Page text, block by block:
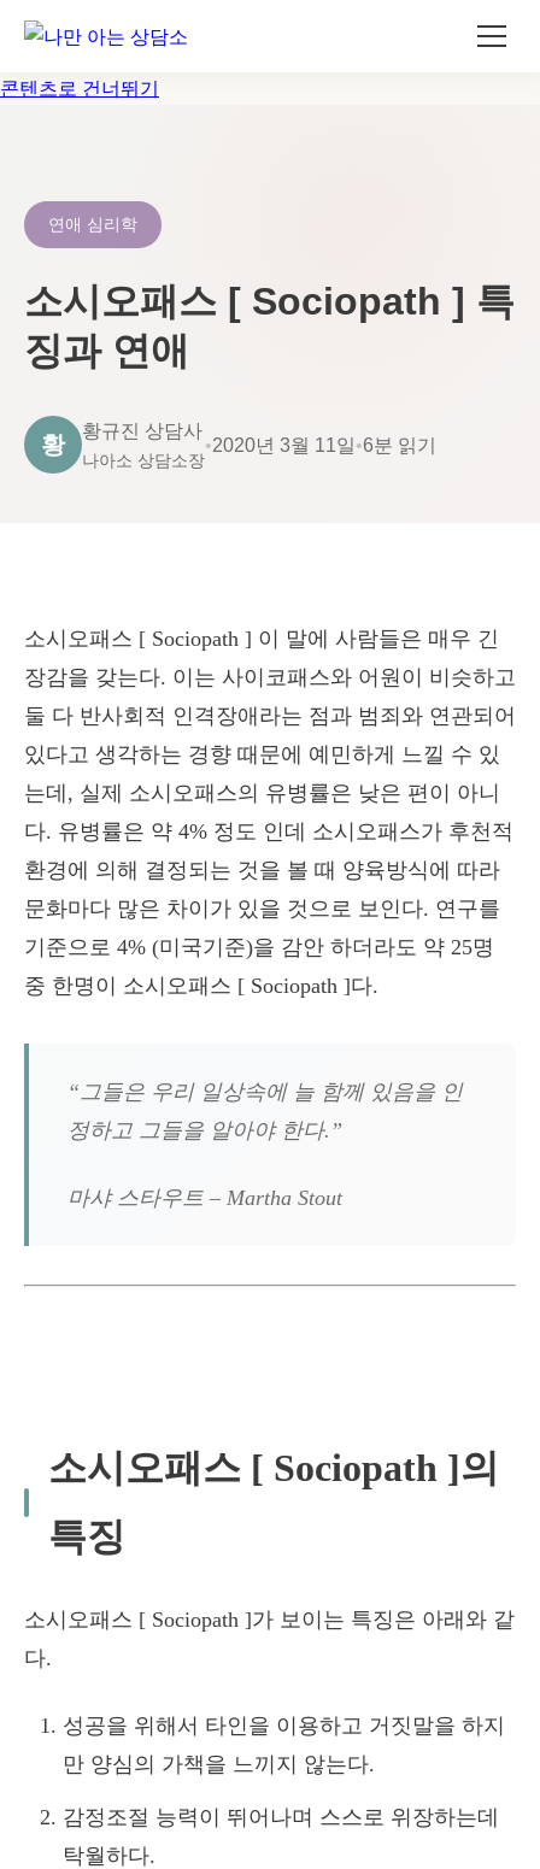
콘텐츠로 건너뛰기
연애 심리학
소시오패스 [ Sociopath ] 특
징과 연애
황
황규진 상담사
나아소 상담소장
•2020년 3월 11일•6분 읽기
소시오패스 [ Sociopath ] 이 말에 사람들은 매우 긴
장감을 갖는다. 이는 사이코패스와 어원이 비슷하고
둘 다 반사회적 인격장애라는 점과 범죄와 연관되어
있다고 생각하는 경향 때문에 예민하게 느낄 수 있
는데, 실제 소시오패스의 유병률은 낮은 편이 아니
다. 유병률은 약 4% 정도 인데 소시오패스가 후천적
환경에 의해 결정되는 것을 볼 때 양육방식에 따라
문화마다 많은 차이가 있을 것으로 보인다. 연구를
기준으로 4% (미국기준)을 감안 하더라도 약 25명
중 한명이 소시오패스 [ Sociopath ]다.
“그들은 우리 일상속에 늘 함께 있음을 인
정하고 그들을 알아야 한다.”
마샤 스타우트 – Martha Stout
소시오패스 [ Sociopath ]의
특징
소시오패스 [ Sociopath ]가 보이는 특징은 아래와 같
다.
성공을 위해서 타인을 이용하고 거짓말을 하지
만 양심의 가책을 느끼지 않는다.
감정조절 능력이 뛰어나며 스스로 위장하는데
탁월하다.